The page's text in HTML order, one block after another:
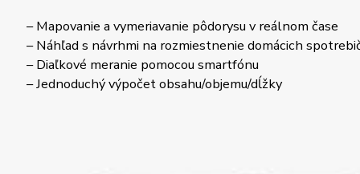
– Mapovanie a vymeriavanie pôdorysu v reálnom čase
– Náhľad s návrhmi na rozmiestnenie domácich
– Diaľkové meranie pomocou smartfónu
– Jednoduchý výpočet obsahu/objemu/dĺžky